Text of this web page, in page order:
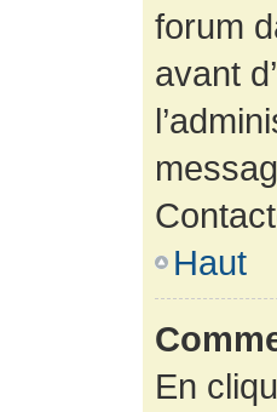
forum
avant
Haut
En